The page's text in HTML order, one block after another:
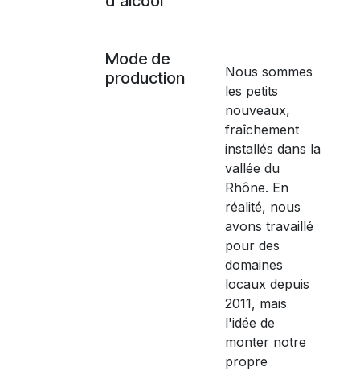
Mode de
production
Nous sommes
les petits
nouveaux,
fraîchement
installés dans la
vallée du
Rhône. En
réalité, nous
avons travaillé
pour des
domaines
locaux depuis
2011, mais
l'idée de
monter notre
propre